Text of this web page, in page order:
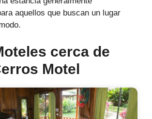
aquellos que buscan un lugar
cerca de
Motel